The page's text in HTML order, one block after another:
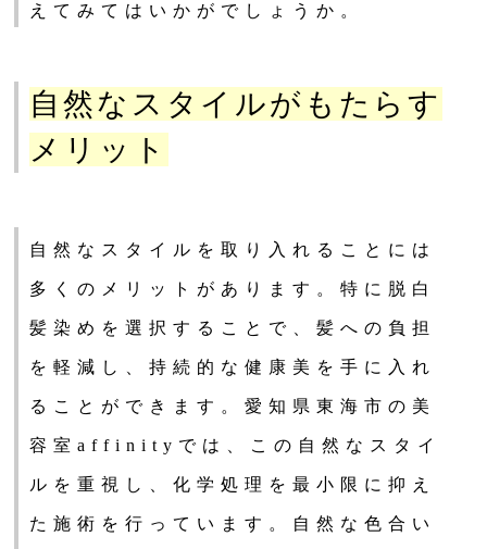
えてみてはいかがでしょうか。
自然なスタイルがもたらす
メリット
自然なスタイルを取り入れることには
多くのメリットがあります。特に脱白
髪染めを選択することで、髪への負担
を軽減し、持続的な健康美を手に入れ
ることができます。愛知県東海市の美
容室affinityでは、この自然なスタイ
ルを重視し、化学処理を最小限に抑え
た施術を行っています。自然な色合い